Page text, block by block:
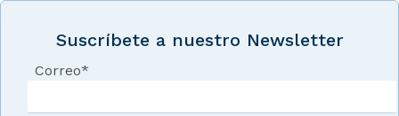
Suscríbete a nuestro Newsletter
Correo*